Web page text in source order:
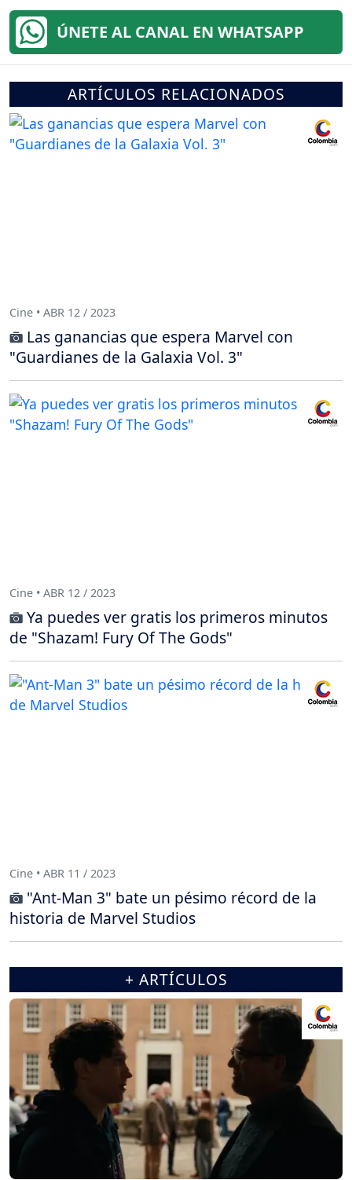
ÚNETE AL CANAL EN WHATSAPP
ARTÍCULOS RELACIONADOS
Cine • ABR 12 / 2023
Las ganancias que espera Marvel con
"Guardianes de la Galaxia Vol. 3"
Cine • ABR 12 / 2023
Ya puedes ver gratis los primeros minutos
de "Shazam! Fury Of The Gods"
Cine • ABR 11 / 2023
"Ant-Man 3" bate un pésimo récord de la
historia de Marvel Studios
+ ARTÍCULOS